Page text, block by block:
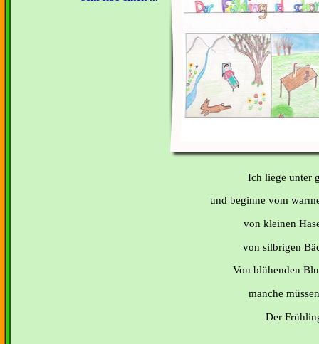
Ich liege unter
und beginne vom
von kleinen
von silbrigen
Von blühenden
manche
Der